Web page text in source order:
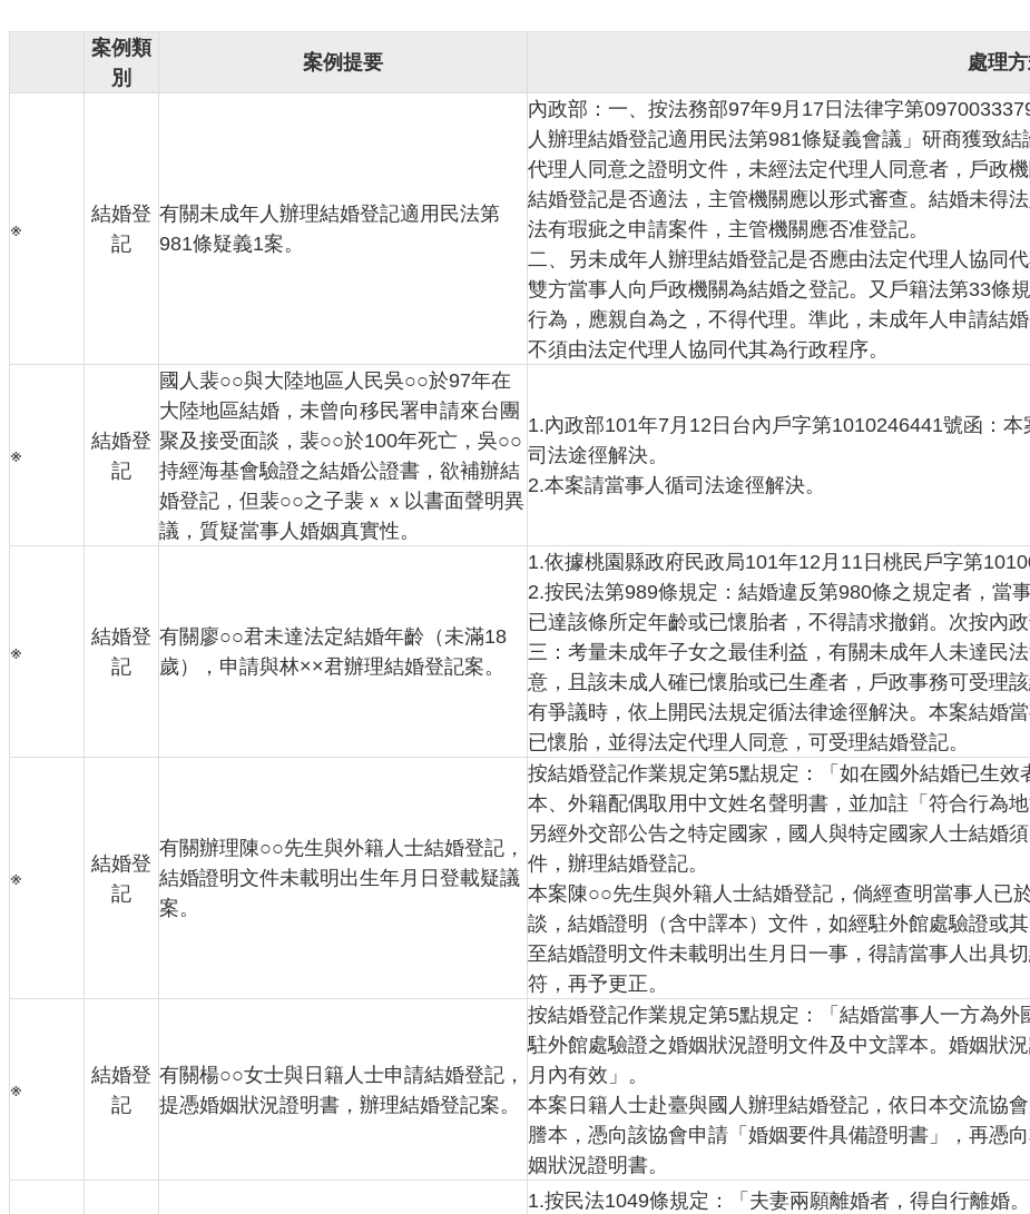
案例類
別
案例提要 處理
※
結婚登
記
有關未成年人辦理結婚登記適用民法第
981條疑義1案。
內政部：一、按法務部97年9月17日法律字第
人辦理結婚登記適用民法第981條疑義會議」研商獲致
代理人同意之證明文件，未經法定代理人同意者，戶政
結婚登記是否適法，主管機關應以形式審查。結婚未得
法有瑕疵之申請案件，主管機關應否准登記。
二、另未成年人辦理結婚登記是否應由法定代理人協同
雙方當事人向戶政機關為結婚之登記。又戶籍法第33條
行為，應親自為之，不得代理。準此，未成年人申請結
不須由法定代理人協同代其為行政程序。
※
結婚登
記
國人裴○○與大陸地區人民吳○○於97年在
大陸地區結婚，未曾向移民署申請來台團
聚及接受面談，裴○○於100年死亡，吳○○
持經海基會驗證之結婚公證書，欲補辦結
婚登記，但裴○○之子裴ｘｘ以書面聲明異
議，質疑當事人婚姻真實性。
1.內政部101年7月12日台內戶字第1010246441號函：
司法途徑解決。
2.本案請當事人循司法途徑解決。
※
結婚登
記
有關廖○○君未達法定結婚年齡（未滿18
歲），申請與林××君辦理結婚登記案。
1.依據桃園縣政府民政局101年12月11日桃民戶字第
2.按民法第989條規定：結婚違反第980條之規定者，當
已達該條所定年齡或已懷胎者，不得請求撤銷。次按內
三：考量未成年子女之最佳利益，有關未成年人未達民
意，且該未成人確已懷胎或已生產者，戶政事務可受理
有爭議時，依上開民法規定循法律途徑解決。本案結婚
已懷胎，並得法定代理人同意，可受理結婚登記。
※
結婚登
記
有關辦理陳○○先生與外籍人士結婚登記，
結婚證明文件未載明出生年月日登載疑議
案。
按結婚登記作業規定第5點規定：「如在國外結婚已生
本、外籍配偶取用中文姓名聲明書，並加註「符合行為地
另經外交部公告之特定國家，國人與特定國家人士結婚
件，辦理結婚登記。
本案陳○○先生與外籍人士結婚登記，倘經查明當事人已
談，結婚證明（含中譯本）文件，如經駐外館處驗證或
至結婚證明文件未載明出生月日一事，得請當事人出具
符，再予更正。
※
結婚登
記
有關楊○○女士與日籍人士申請結婚登記，
提憑婚姻狀況證明書，辦理結婚登記案。
按結婚登記作業規定第5點規定：「結婚當事人一方為
駐外館處驗證之婚姻狀況證明文件及中文譯本。婚姻狀
月內有效」。
本案日籍人士赴臺與國人辦理結婚登記，依日本交流協
謄本，憑向該協會申請「婚姻要件具備證明書」，再憑
姻狀況證明書。
1.按民法1049條規定：「夫妻兩願離婚者，得自行離婚